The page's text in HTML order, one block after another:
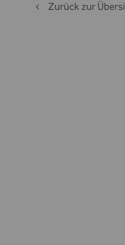
Zurück zur